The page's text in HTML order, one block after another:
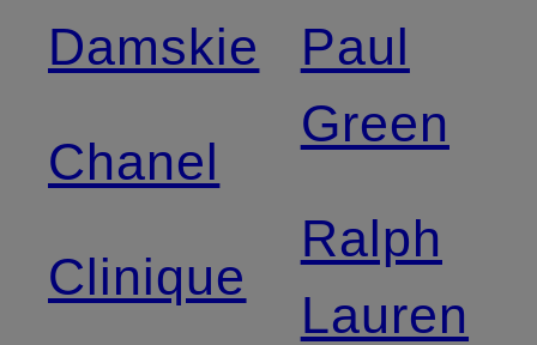
Damskie
Chanel
Clinique
Paul
Green
Ralph
Lauren